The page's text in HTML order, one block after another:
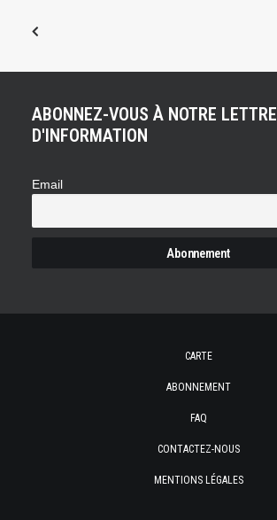
ABONNEZ-VOUS À NOTRE LETTRE
D'INFORMATION
Email
CARTE
ABONNEMENT
FAQ
CONTACTEZ-NOUS
MENTIONS LÉGALES